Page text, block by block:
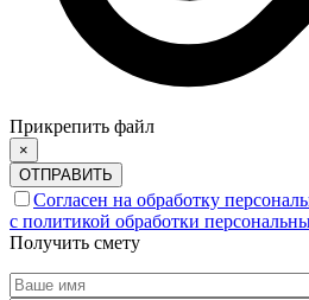
Прикрепить файл
×
ОТПРАВИТЬ
Согласен на обработку
с политикой обработки
Получить смету